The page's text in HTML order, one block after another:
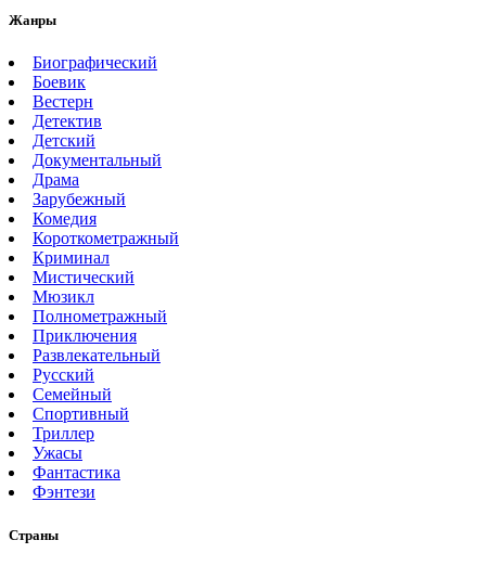
Жанры
Биографический
Боевик
Вестерн
Детектив
Детский
Документальный
Драма
Зарубежный
Комедия
Короткометражный
Криминал
Мистический
Мюзикл
Полнометражный
Приключения
Развлекательный
Русский
Семейный
Спортивный
Триллер
Ужасы
Фантастика
Фэнтези
Страны